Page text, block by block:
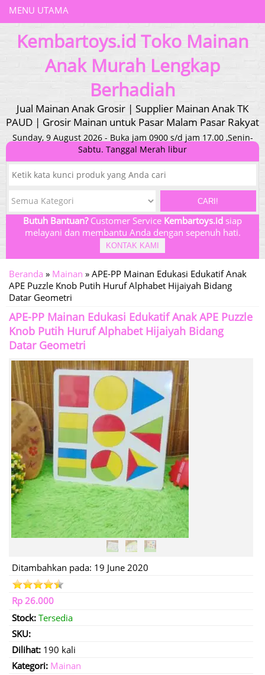
MENU UTAMA
Kembartoys.id Toko Mainan
Anak Murah Lengkap
Berhadiah
Jual Mainan Anak Grosir | Supplier Mainan Anak TK
PAUD | Grosir Mainan untuk Pasar Malam Pasar Rakyat
Sunday, 9 August 2026 - Buka jam 0900 s/d jam 17.00 ,Senin-
Sabtu. Tanggal Merah libur
CARI!
Butuh Bantuan?Customer Service Kembartoys.id siap
melayani dan membantu Anda dengan sepenuh hati.
KONTAK KAMI
Beranda » Mainan » APE-PP Mainan Edukasi Edukatif Anak
APE Puzzle Knob Putih Huruf Alphabet Hijaiyah Bidang
Datar Geometri
APE-PP Mainan Edukasi Edukatif Anak APE Puzzle
Knob Putih Huruf Alphabet Hijaiyah Bidang
Datar Geometri
Ditambahkan pada: 19 June 2020
Rp 26.000
Stock: Tersedia
SKU:
Dilihat: 190 kali
Kategori: Mainan